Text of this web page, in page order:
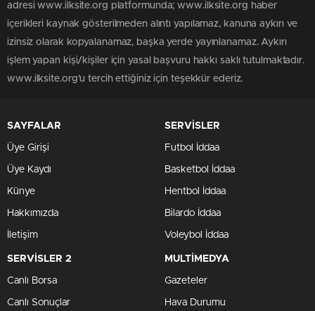
adresi www.ilksite.org platformunda; www.ilksite.org haber
içerikleri kaynak gösterilmeden alıntı yapılamaz, kanuna aykırı ve
izinsiz olarak kopyalanamaz, başka yerde yayınlanamaz. Aykırı
işlem yapan kişi/kişiler için yasal başvuru hakkı saklı tutulmaktadır.
www.ilksite.org'u tercih ettiğiniz için teşekkür ederiz.
SAYFALAR
Üye Girişi
Üye Kaydı
Künye
Hakkımızda
İletişim
SERVİSLER
Futbol İddaa
Basketbol İddaa
Hentbol İddaa
Bilardo İddaa
Voleybol İddaa
SERVİSLER 2
Canlı Borsa
Canlı Sonuçlar
MULTİMEDYA
Gazeteler
Hava Durumu